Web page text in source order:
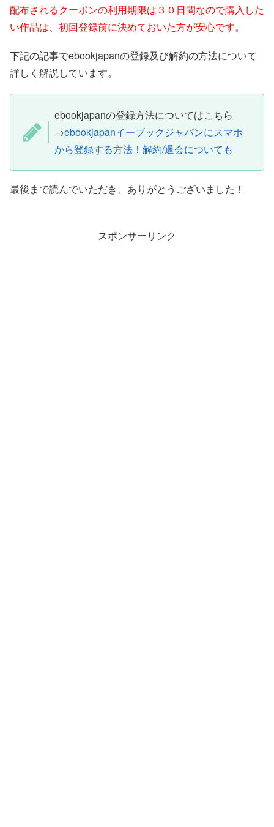
配布されるクーポンの利用期限は３０日間なので購入した
い作品は、初回登録前に決めておいた方が安心です。
下記の記事でebookjapanの登録及び解約の方法について
詳しく解説しています。
ebookjapanの登録方法についてはこちら
→ebookjapanイーブックジャパンにスマホ
から登録する方法！解約/退会についても
最後まで読んでいただき、ありがとうございました！
スポンサーリンク